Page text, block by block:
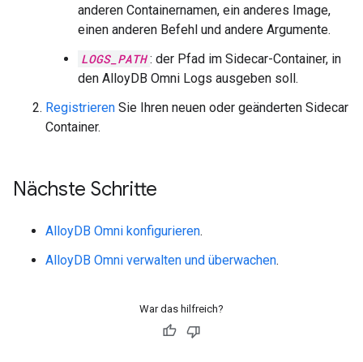
anderen Containernamen, ein anderes Image,
einen anderen Befehl und andere Argumente.
LOGS_PATH : der Pfad im Sidecar-Container, in
den AlloyDB Omni Logs ausgeben soll.
Registrieren Sie Ihren neuen oder geänderten Sidecar
Container.
Nächste Schritte
AlloyDB Omni konfigurieren.
AlloyDB Omni verwalten und überwachen.
War das hilfreich?